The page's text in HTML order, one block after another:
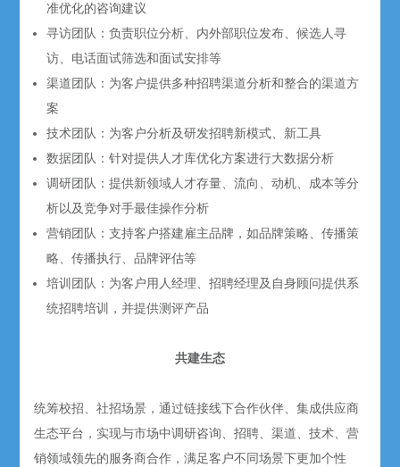
准优化的咨询建议
寻访团队：负责职位分析、内外部职位发布、候选人寻
访、电话面试筛选和面试安排等
渠道团队：为客户提供多种招聘渠道分析和整合的渠道方
案
技术团队：为客户分析及研发招聘新模式、新工具
数据团队：针对提供人才库优化方案进行大数据分析
调研团队：提供新领域人才存量、流向、动机、成本等分
析以及竞争对手最佳操作分析
营销团队：支持客户搭建雇主品牌，如品牌策略、传播策
略、传播执行、品牌评估等
培训团队：为客户用人经理、招聘经理及自身顾问提供系
统招聘培训，并提供测评产品
共建生态
统筹校招、社招场景，通过链接线下合作伙伴、集成供应商
生态平台，实现与市场中调研咨询、招聘、渠道、技术、营
销领域领先的服务商合作，满足客户不同场景下更加个性